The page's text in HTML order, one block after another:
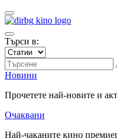
Търси в:
Новини
Прочетете най-новите и
Очаквани
Най-чаканите кино